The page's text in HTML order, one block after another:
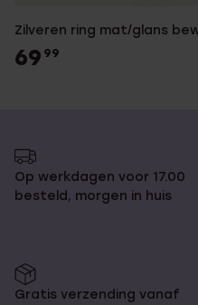
Zilveren ring mat/glans
69 99
Op werkdagen voor 17.00
besteld, morgen in huis
Gratis verzending vanaf